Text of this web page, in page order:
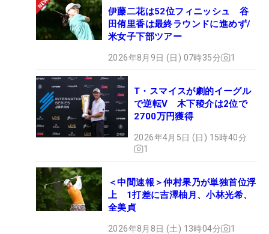
伊藤二花は52位フィニッシュ 谷
田侑里香は最終ラウンドに進めず/
米女子下部ツアー
2026年8月9日 (日) 07時35分 1
T・スマイスが劇的イーグル
で逆転V 木下稜介は2位で
2700万円獲得
2026年4月5日 (日) 15時40分
1
＜中間速報＞仲村果乃が単独首位浮
上 1打差に吉澤柚月、小林光希、
全美貞
2026年8月8日 (土) 13時04分 1